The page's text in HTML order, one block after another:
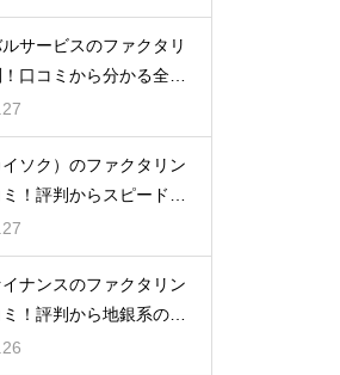
サービスのファクタリ
口コミから分かる全国
ソク）のファクタリン
！評判からスピード入
ナンスのファクタリン
！評判から地銀系の安